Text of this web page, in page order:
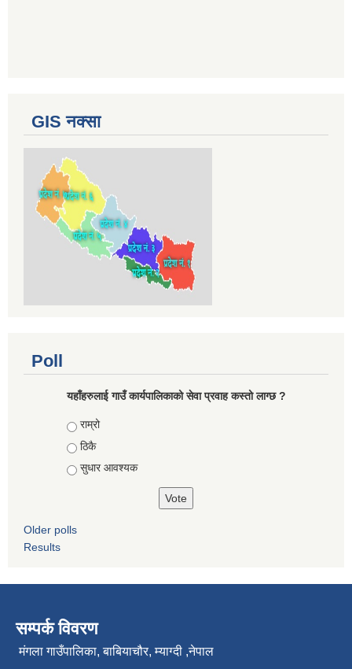
GIS नक्सा
Poll
यहाँहरुलाई गाउँ कार्यपालिकाको सेवा प्रवाह कस्तो लाग्छ ?
Choices
राम्रो
ठिकै
सुधार आवश्यक
Older polls
Results
सम्पर्क विवरण
मंगला गाउँपालिका, बाबियाचौर, म्याग्दी ,नेपाल